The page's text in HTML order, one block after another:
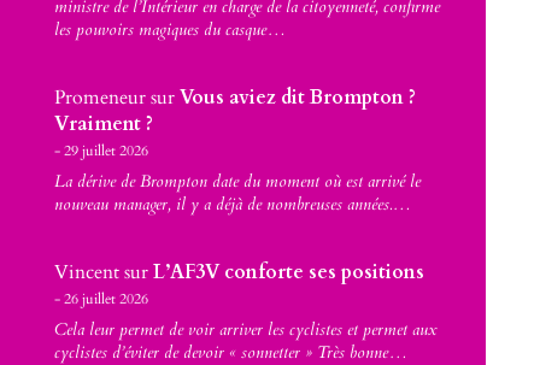
ministre de l’Intérieur en charge de la citoyenneté, confirme
les pouvoirs magiques du casque…
PromeneursurVous aviez dit Brompton ?
Vraiment ?
29 juillet 2026
La dérive de Brompton date du moment où est arrivé le
nouveau manager, il y a déjà de nombreuses années.…
VincentsurL’AF3V conforte ses positions
26 juillet 2026
Cela leur permet de voir arriver les cyclistes et permet aux
cyclistes d’éviter de devoir « sonnetter » Très bonne…